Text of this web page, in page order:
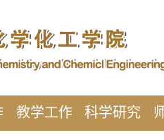
教学工作 科学研究